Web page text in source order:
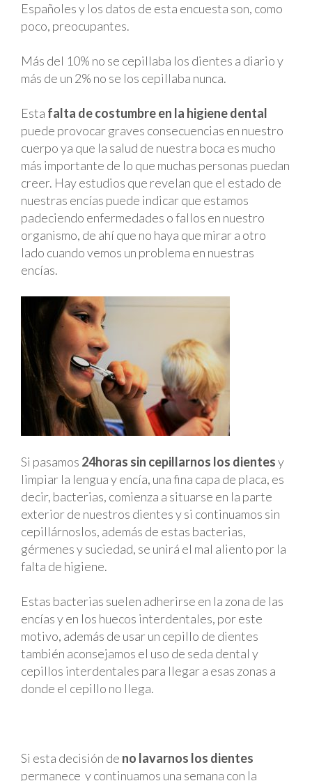
Españoles y los datos de esta encuesta son, como
poco, preocupantes.
Más del 10% no se cepillaba los dientes a diario y
más de un 2% no se los cepillaba nunca.
Esta falta de costumbre en la higiene dental
puede provocar graves consecuencias en nuestro
cuerpo ya que la salud de nuestra boca es mucho
más importante de lo que muchas personas puedan
creer. Hay estudios que revelan que el estado de
nuestras encías puede indicar que estamos
padeciendo enfermedades o fallos en nuestro
organismo, de ahí que no haya que mirar a otro
lado cuando vemos un problema en nuestras
encías.
Si pasamos 24horas sin cepillarnos los dientesy
limpiar la lengua y encía, una fina capa de placa, es
decir, bacterias, comienza a situarse en la parte
exterior de nuestros dientes y si continuamos sin
cepillárnoslos, además de estas bacterias,
gérmenes y suciedad, se unirá el mal aliento por la
falta de higiene.
Estas bacterias suelen adherirse en la zona de las
encías y en los huecos interdentales, por este
motivo, además de usar un cepillo de dientes
también aconsejamos el uso de seda dental y
cepillos interdentales para llegar a esas zonas a
donde el cepillo no llega.
Si esta decisión de no lavarnos los dientes
permanece y continuamos una semana con la